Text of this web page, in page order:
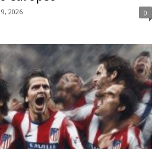
2026 0